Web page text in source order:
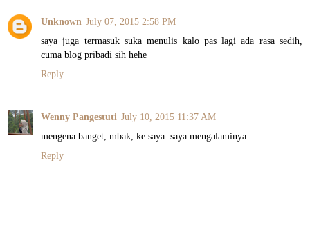
Unknown July 07, 2015 2:58 PM
saya juga termasuk suka menulis kalo pas lagi ada rasa sedih,
cuma blog pribadi sih hehe
Reply
Wenny Pangestuti July 10, 2015 11:37 AM
mengena banget, mbak, ke saya. saya mengalaminya..
Reply